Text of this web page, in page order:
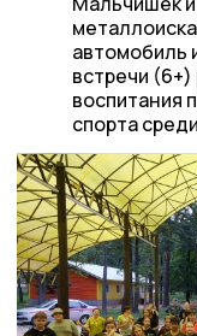
автомобиль
встречи
воспитания
спорта